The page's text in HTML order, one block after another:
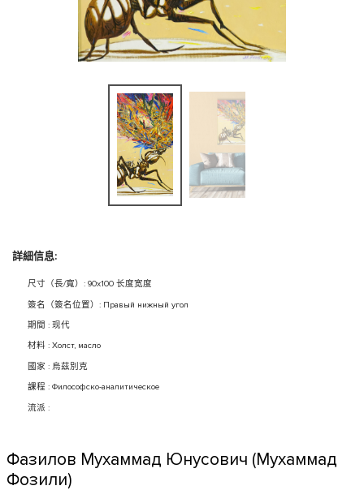
詳細信息:
尺寸（長/寬）: 90x100 长度宽度
簽名（簽名位置）: Правый нижный угол
期間 : 现代
材料 : Холст, масло
國家 : 烏茲別克
課程 : Философско-аналитическое
流派 :
Фазилов Мухаммад Юнусович (Мухаммад
Фозили)